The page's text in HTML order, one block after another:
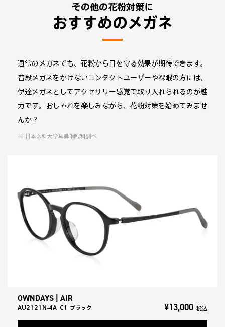
その他の花粉対策に
おすすめのメガネ
通常のメガネでも、花粉から目を守る効果が期待できます。
普段メガネをかけないコンタクトユーザーや裸眼の方には、
伊達メガネとしてアクセサリー感覚で取り入れられるのが魅
力です。おしゃれを楽しみながら、花粉対策を始めてみませ
んか？
日本医科大学耳鼻咽喉科調べ
OWNDAYS | AIR
AU2121N-4A C1 ブラック ¥13,000 税込